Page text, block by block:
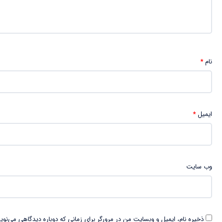
نام*
ایمیل*
وب‌ سایت
ذخیره نام، ایمیل و وبسایت من در مرورگر برای زمانی که دوباره دیدگاهی